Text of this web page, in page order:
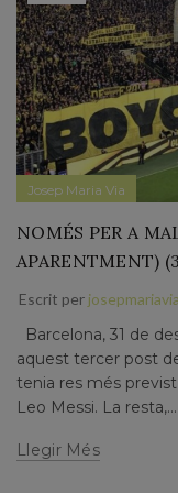
Josep Maria Via
NOMÉS PER A
APARENTMENT)
Escrit per josepmariavia
Barcelona, 31 de
aquest tercer post
tenia res més
Leo Messi. La resta,...
Llegir Més